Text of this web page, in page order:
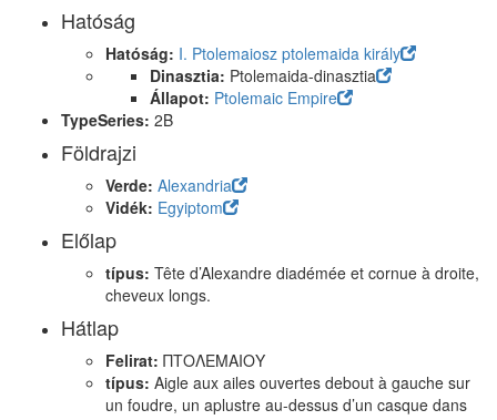
Hatóság
Hatóság: I. Ptolemaiosz ptolemaida király
Dinasztia: Ptolemaida-dinasztia
Állapot: Ptolemaic Empire
TypeSeries: 2B
Földrajzi
Verde: Alexandria
Vidék: Egyiptom
Előlap
típus: Tête d’Alexandre diadémée et cornue à droite,
cheveux longs.
Hátlap
Felirat: ΠΤΟΛΕΜΑΙΟΥ
típus: Aigle aux ailes ouvertes debout à gauche sur
un foudre, un aplustre au-dessus d’un casque dans